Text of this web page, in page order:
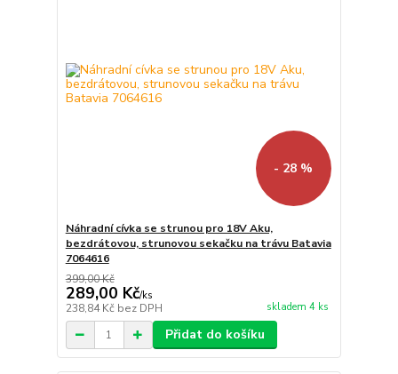
- 28 %
Náhradní cívka se strunou pro 18V Aku,
bezdrátovou, strunovou sekačku na trávu Batavia
7064616
399,00 Kč
289,00 Kč/ks
238,84 Kč bez DPH skladem 4 ks
Přidat do košíku